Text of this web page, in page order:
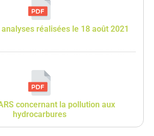
réalisées le 18 août 2021
concernant la pollution aux
hydrocarbures